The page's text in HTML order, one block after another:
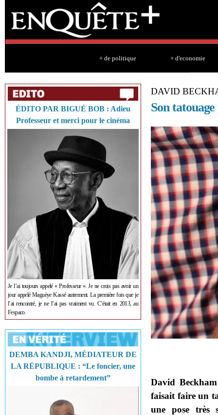
+ de politique + d'economie
ÉDITO PAR BIGUÉ BOB : Adieu
Professeur et merci pour le cinéma
Je l’ai toujours appelé « Professeur ». Je ne crois pas avoir un
jour appelé Maguèye Kassé autrement. La première fois que je
l’ai rencontré, je ne l’ai pas vraiment vu. C’était en 2013, au
Fespaco.
DEMBA KANDJI, MÉDIATEUR DE
LA RÉPUBLIQUE : “Le foncier, une
bombe à retardement”
DAVID
Son
David
faisait faire un
une pose très